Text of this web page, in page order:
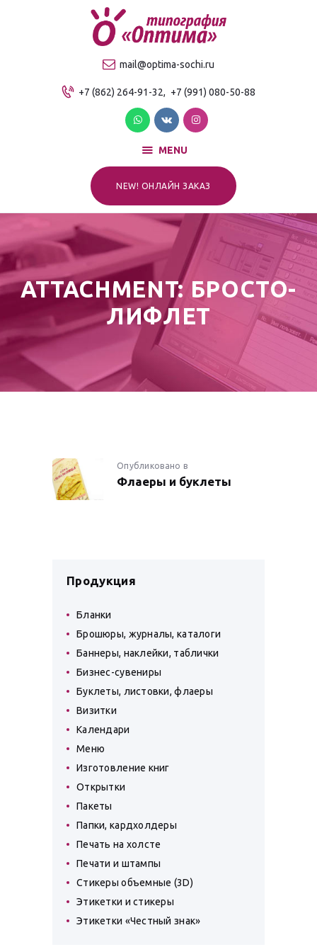
mail@optima-sochi.ru
+7 (862) 264-91-32, +7 (991) 080-50-88
MENU
NEW! ОНЛАЙН ЗАКАЗ
ATTACHMENT: БРОСТО-
ЛИФЛЕТ
Качественная типография в Сочи
О компании
Продукция
Услуги
Прайс-лист
Для клиентов
НАВИГАЦИЯ
ПО
Опубликовано вПредыдущая
запись:
Флаеры и буклеты
Продукция
Бланки
Брошюры, журналы, каталоги
Баннеры, наклейки, таблички
Бизнес-сувениры
Буклеты, листовки, флаеры
Визитки
Календари
Меню
Изготовление книг
Открытки
Пакеты
Папки, кардхолдеры
Печать на холсте
Печати и штампы
Стикеры объемные (3D)
Этикетки и стикеры
Этикетки «Честный знак»